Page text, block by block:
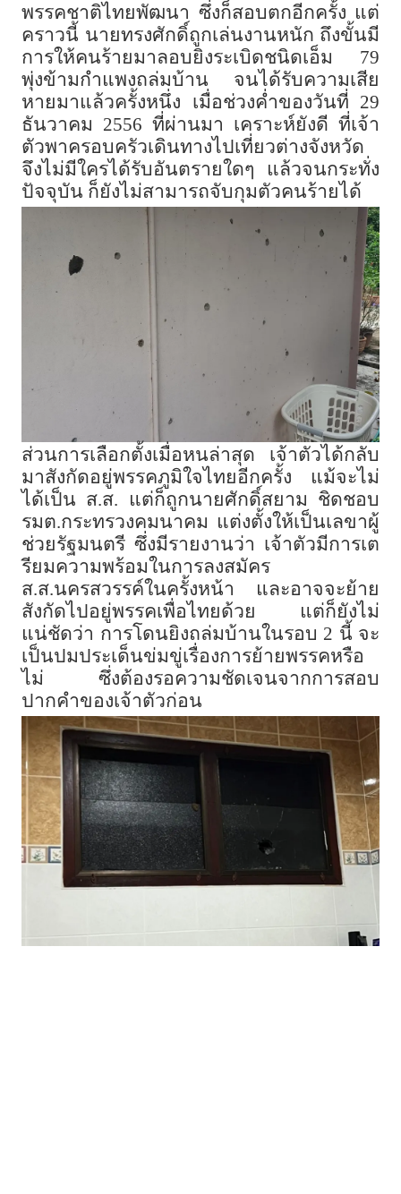
พรรคชาติไทยพัฒนา ซึ่งก็สอบตกอีกครั้ง แต่
คราวนี้ นายทรงศักดิ์ถูกเล่นงานหนัก ถึงขั้นมี
การให้คนร้ายมาลอบยิงระเบิดชนิดเอ็ม 79
พุ่งข้ามกำแพงถล่มบ้าน จนได้รับความเสีย
หายมาแล้วครั้งหนึ่ง เมื่อช่วงค่ำของวันที่ 29
ธันวาคม 2556 ที่ผ่านมา เคราะห์ยังดี ที่เจ้า
ตัวพาครอบครัวเดินทางไปเที่ยวต่างจังหวัด
จึงไม่มีใครได้รับอันตรายใดๆ แล้วจนกระทั่ง
ปัจจุบัน ก็ยังไม่สามารถจับกุมตัวคนร้ายได้
ส่วนการเลือกตั้งเมื่อหนล่าสุด เจ้าตัวได้กลับ
มาสังกัดอยู่พรรคภูมิใจไทยอีกครั้ง แม้จะไม่
ได้เป็น ส.ส. แต่ก็ถูกนายศักดิ์สยาม ชิดชอบ
รมต.กระทรวงคมนาคม แต่งตั้งให้เป็นเลขาผู้
ช่วยรัฐมนตรี ซึ่งมีรายงานว่า เจ้าตัวมีการเต
รียมความพร้อมในการลงสมัคร
ส.ส.นครสวรรค์ในครั้งหน้า และอาจจะย้าย
สังกัดไปอยู่พรรคเพื่อไทยด้วย แต่ก็ยังไม่
แน่ชัดว่า การโดนยิงถล่มบ้านในรอบ 2 นี้ จะ
เป็นปมประเด็นข่มขู่เรื่องการย้ายพรรคหรือ
ไม่ ซึ่งต้องรอความชัดเจนจากการสอบ
ปากคำของเจ้าตัวก่อน